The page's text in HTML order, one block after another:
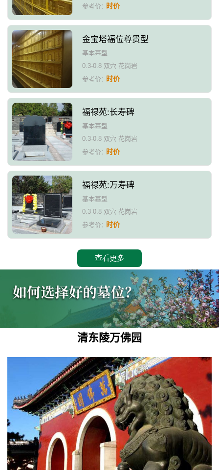
参考价：时价
金宝塔福位尊贵型
基本墓型
0.3-0.8 双穴 花岗岩
参考价：时价
福禄苑:长寿碑
基本墓型
0.3-0.8 双穴 花岗岩
参考价：时价
福禄苑:万寿碑
基本墓型
0.3-0.8 双穴 花岗岩
参考价：时价
查看更多
清东陵万佛园